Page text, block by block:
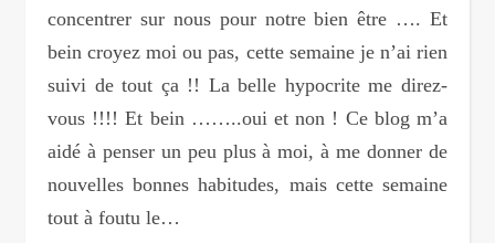
concentrer sur nous pour notre bien être …. Et
bein croyez moi ou pas, cette semaine je n’ai rien
suivi de tout ça !! La belle hypocrite me direz-
vous !!!! Et bein ……..oui et non ! Ce blog m’a
aidé à penser un peu plus à moi, à me donner de
nouvelles bonnes habitudes, mais cette semaine
tout à foutu le…